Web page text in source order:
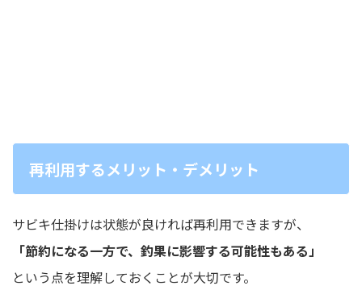
再利用するメリット・デメリット
サビキ仕掛けは状態が良ければ再利用できますが、
「節約になる一方で、釣果に影響する可能性もある」
という点を理解しておくことが大切です。